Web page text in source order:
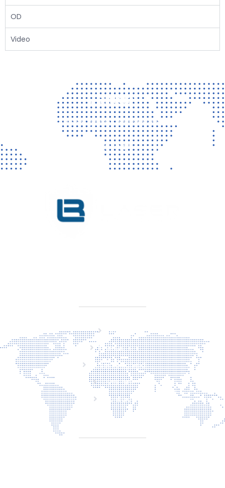
OD
Video
Contact
Vragen? Neem gerust contact met ons op!
CONTACT
Home
Producten
Laserveiligheid
Over ons
Contact